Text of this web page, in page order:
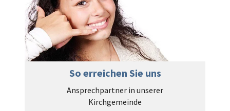
So erreichen Sie uns
Ansprechpartner in unserer
Kirchgemeinde